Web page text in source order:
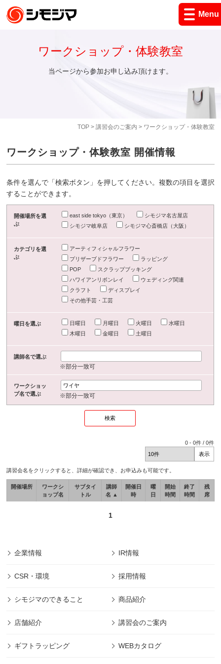
Menu
TOP> 講習会のご案内 > ワークショップ・体験教室
ワークショップ・体験教室
当ページから参加お申し込み頂けます。
ワークショップ・体験教室 開催情報
条件を選んで「検索ボタン」を押してください。複数の項目を選択
することができます。
開催場所を選
ぶ
east side tokyo（東京）
シモジマ名古屋店
シモジマ岐阜店
シモジマ心斎橋店（大阪）
カテゴリを選
ぶ
アーティフィシャルフラワー
プリザーブドフラワー
ラッピング
POP
スクラップブッキング
ハワイアンリボンレイ
ウェディング関連
クラフト
ディスプレイ
その他手芸・工芸
曜日を選ぶ 日曜日 月曜日 火曜日
水曜日
木曜日
金曜日 土曜日
講師名で選ぶ
※部分一致可
ワークショッ
プ名で選ぶ
※部分一致可
0 -0件 /0件
講習会名をクリックすると、詳細が確認でき、お申込みも可能です。
開催場所
ワークシ
ョップ名
サブタイ
トル
講師
名 ▲
開催日
時
曜
日
開始
時間
終了
時間
残
席
1
企業情報 IR情報
CSR・環境 採用情報
シモジマのできること 商品紹介
店舗紹介 講習会のご案内
ギフトラッピング WEBカタログ